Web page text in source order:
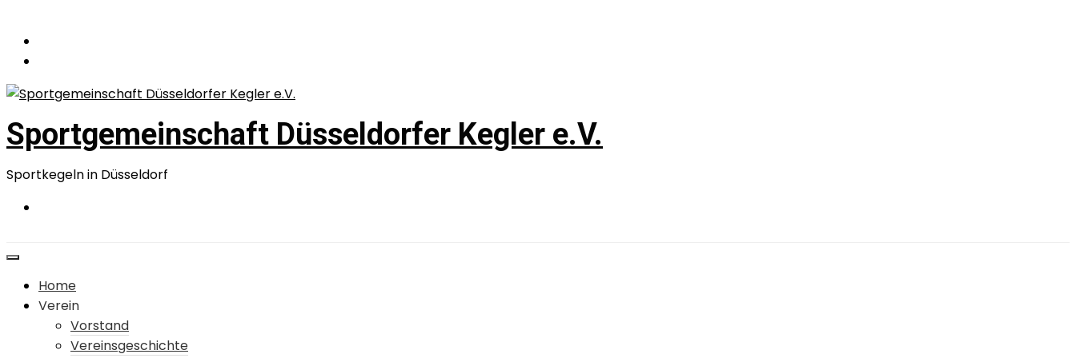
Inhalt
springen
Sportgemeinschaft Düsseldorfer Kegler e.V.
Sportkegeln in Düsseldorf
Home
Verein
Vorstand
Vereinsgeschichte